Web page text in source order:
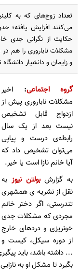
تعداد زوج‌های که به
حکایت از نگرانی جدی
مشکلات ناباروری را هم
و زایمان و دانشیار
گروه اجتماعی: اخیر
مشکلات ناباروری پیش از
ازدواج قابل تشخیص
نیست بعد از یک سال
رابطه‌ی درست و پیاپی
می‌توان تشخیص داد که
آیا خانم نازا است یا خیر.
به گزارشبولتن نیوز به
نقل از نشریه ی همشهری
تندرستی، اگر دختر خانم
مجردی که مشکلات جدی
خونریزی و دردهای خارج
از دوره سیکل، کیست و
... داشته باشد، باید
بگیرد تا مشکل او به